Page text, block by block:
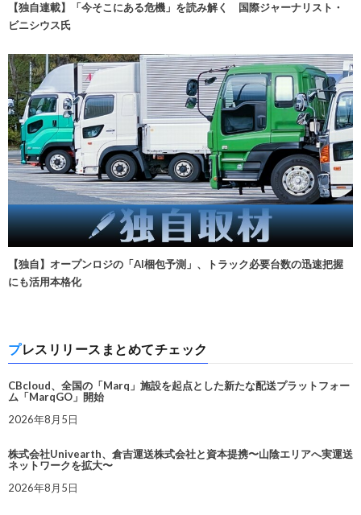
【独自連載】「今そこにある危機」を読み解く 国際ジャーナリスト・
ビニシウス氏
【独自】オープンロジの「AI梱包予測」、トラック必要台数の迅速把握
にも活用本格化
プレスリリースまとめてチェック
CBcloud、全国の「Marq」施設を起点とした新たな配送プラットフォー
ム「MarqGO」開始
2026年8月5日
株式会社Univearth、倉吉運送株式会社と資本提携〜山陰エリアへ実運送
ネットワークを拡大〜
2026年8月5日